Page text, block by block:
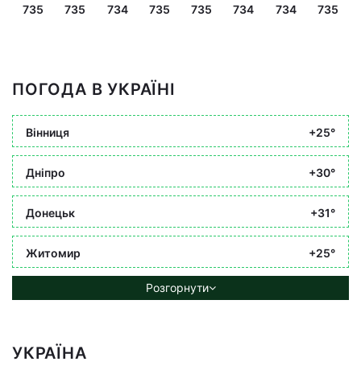
735 735 734 735 735 734 734 735
ПОГОДА В УКРАЇНІ
Вінниця +25°
Дніпро +30°
Донецьк +31°
Житомир +25°
Розгорнути
УКРАЇНА